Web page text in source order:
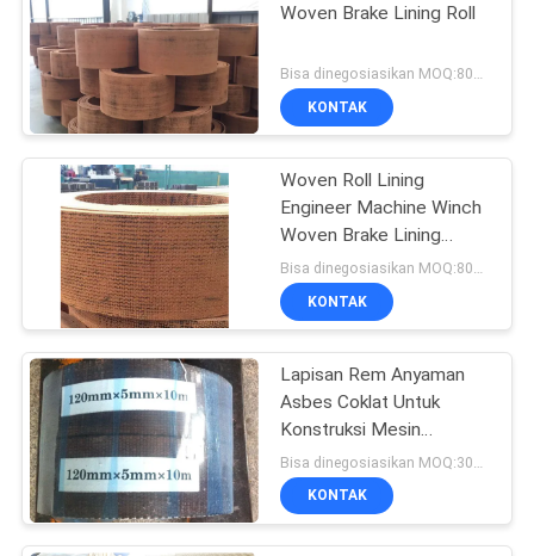
Woven Brake Lining Roll
KONTAK
Woven Roll Lining
Engineer Machine Winch
Woven Brake Lining
Material Brake Band
KONTAK
Lapisan Rem Anyaman
Asbes Coklat Untuk
Konstruksi Mesin
Perkapalan
KONTAK